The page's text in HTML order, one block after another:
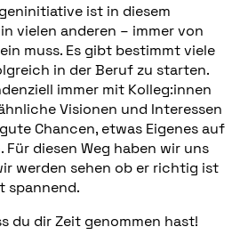
ist in diesem
vielen anderen – immer von
muss. Es gibt bestimmt viele
in der Beruf zu starten.
immer mit Kolleg:innen
Visionen und Interessen
Chancen, etwas Eigenes auf
Für diesen Weg haben wir uns
werden sehen ob er richtig ist
spannend.
du dir Zeit genommen hast!